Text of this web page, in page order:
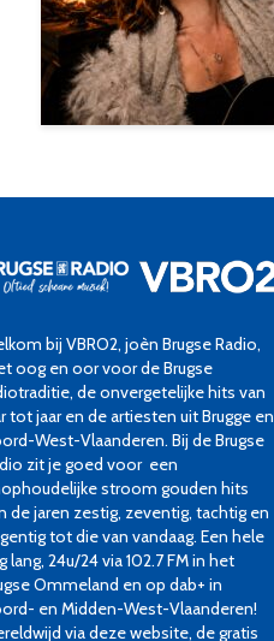
bij VBRO2, joèn Brugse Radio,
oog en oor voor de Brugse
de onvergetelijke hits van
tot jaar en de artiesten uit Brugge en
West-Vlaanderen. Bij de Brugse
zit je goed voor een
stroom gouden hits
de jaren zestig, zeventig, tachtig en
tot die van vandaag. Een hele
lang, 24u/24 via 102.7 FM in het
Ommeland en op dab+ in
en Midden-West-Vlaanderen!
via deze website, de gratis